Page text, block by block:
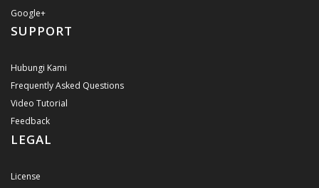
Google+
SUPPORT
Hubungi Kami
Frequently Asked Questions
Video Tutorial
Feedback
LEGAL
License